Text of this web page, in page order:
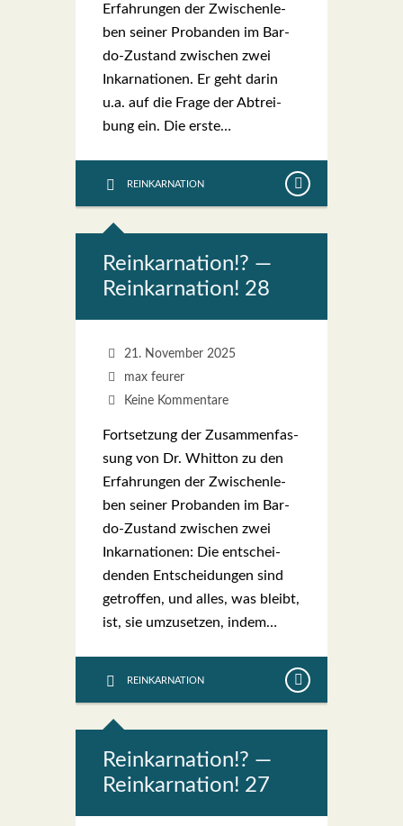
Erfah­run­gen der Zwi­schen­le­
ben sei­ner Pro­ban­den im Bar­­
do-Zustand zwi­schen zwei
Inkar­na­tio­nen. Er geht dar­in
u.a. auf die Fra­ge der Abtrei­
bung ein. Die ers­te…
REINKARNATION
Reinkar­na­ti­on!? —
Reinkar­na­ti­on! 28
21. November 2025
max feurer
Keine Kommentare
Fort­set­zung der Zusam­men­fas­
sung von Dr. Whit­ton zu den
Erfah­run­gen der Zwi­schen­le­
ben sei­ner Pro­ban­den im Bar­­
do-Zustand zwi­schen zwei
Inkar­na­tio­nen: Die ent­schei­
den­den Ent­schei­dun­gen sind
getrof­fen, und alles, was bleibt,
ist, sie umzu­set­zen, indem…
REINKARNATION
Reinkar­na­ti­on!? —
Reinkar­na­ti­on! 27